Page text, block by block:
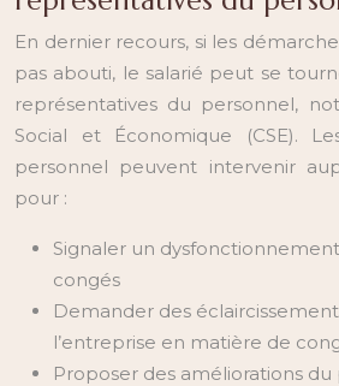
En dernier recours, si les
pas abouti, le salarié peut se
représentatives du personnel,
Social et Économique (CSE).
personnel peuvent intervenir
pour :
Signaler un
congés
Demander des
l’entreprise en matière de
Proposer des améliorations du